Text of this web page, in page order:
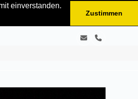
einverstanden.
Zustimmen
E- Telefon